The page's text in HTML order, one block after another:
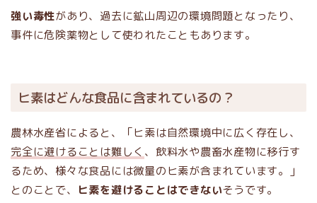
強い毒性があり、過去に鉱山周辺の環境問題となったり、
事件に危険薬物として使われたこともあります。
ヒ素はどんな食品に含まれているの？
農林水産省によると、「ヒ素は自然環境中に広く存在し、
完全に避けることは難しく 、飲料水や農畜水産物に移行す
るため、様々な食品には微量のヒ素が含まれています。」
とのことで、
ヒ素を避けることはできないそうです。